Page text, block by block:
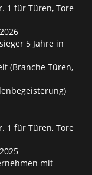
1 für Türen, Tore
5 Jahre in
(Branche Türen,
1 für Türen, Tore
mit